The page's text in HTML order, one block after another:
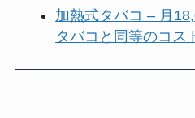
加熱式タバコ – 月
タバコと同等のコス